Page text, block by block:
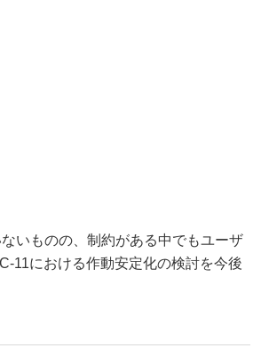
いものの、制約がある中でもユーザ
11における作動安定化の検討を今後